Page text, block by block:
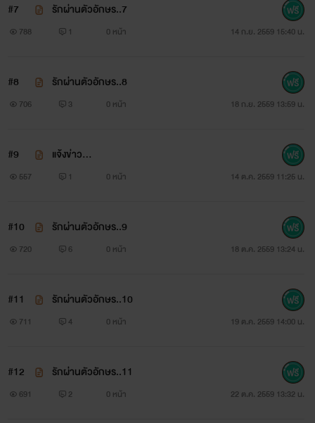
#7 รักผ่านตัวอักษร..7
788 1 0 หน้า 14 ก.ย. 2559 15:40 น.
#8 รักผ่านตัวอักษร..8
706 3 0 หน้า 18 ก.ย. 2559 13:59 น.
#9 แจ้งข่าว...
557 1 0 หน้า 14 ต.ค. 2559 11:25 น.
#10 รักผ่านตัวอักษร..9
720 6 0 หน้า 18 ต.ค. 2559 13:24 น.
#11 รักผ่านตัวอักษร..10
711 4 0 หน้า 19 ต.ค. 2559 14:00 น.
#12 รักผ่านตัวอักษร..11
691 2 0 หน้า 22 ต.ค. 2559 13:32 น.